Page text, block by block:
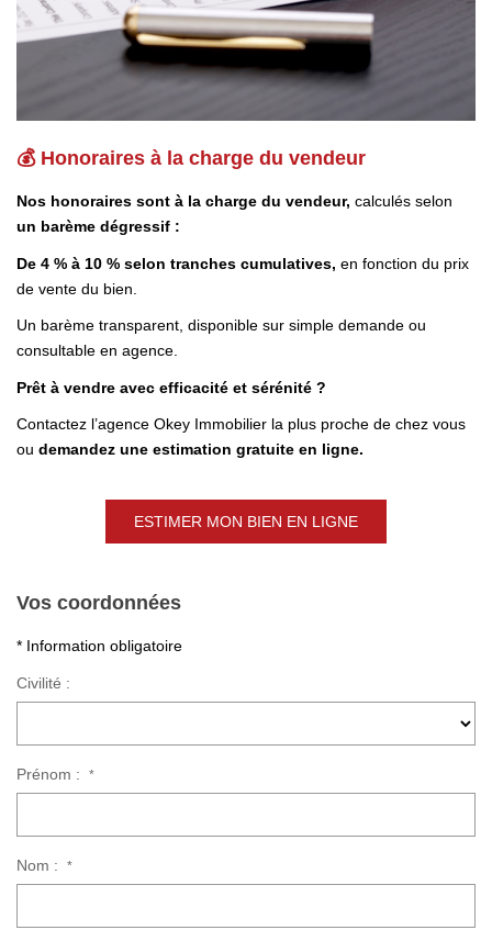
💰 Honoraires à la charge du vendeur
Nos honoraires sont à la charge du vendeur, calculés selon
un barème dégressif :
De 4 % à 10 % selon tranches cumulatives, en fonction du prix
de vente du bien.
Un barème transparent, disponible sur simple demande ou
consultable en agence.
Prêt à vendre avec efficacité et sérénité ?
Contactez l’agence Okey Immobilier la plus proche de chez vous
ou demandez une estimation gratuite en ligne.
ESTIMER MON BIEN EN LIGNE
Vos coordonnées
* Information obligatoire
Civilité :
Prénom : *
Nom : *